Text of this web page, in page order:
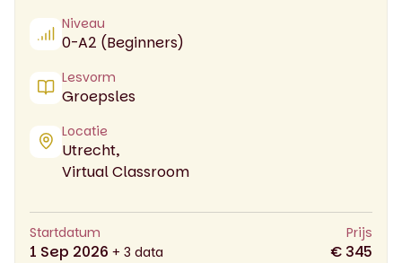
Niveau
0-A2 (Beginners)
Lesvorm
Groepsles
Locatie
Utrecht,
Virtual Classroom
Startdatum
1 Sep 2026 + 3 data
Prijs
€ 345